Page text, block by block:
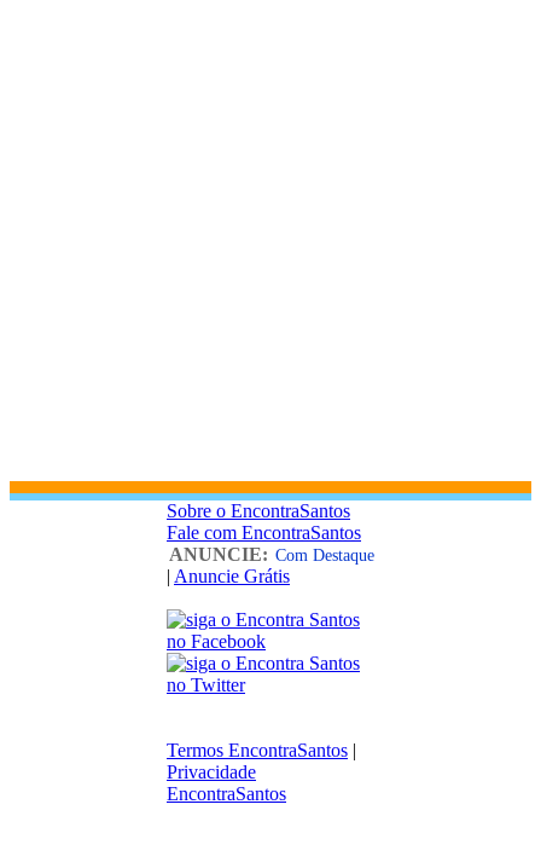
Sobre o EncontraSantos
Fale com EncontraSantos
ANUNCIE: Com Destaque
| Anuncie Grátis
Termos EncontraSantos |
Privacidade
EncontraSantos